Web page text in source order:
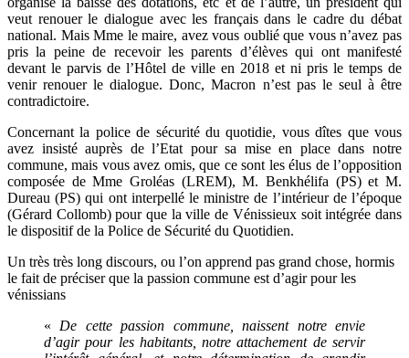
veut renouer le dialogue avec les français dans le cadre du débat
national. Mais Mme le maire, avez vous oublié que vous n’avez pas
pris la peine de recevoir les parents d’élèves qui ont manifesté
devant le parvis de l’Hôtel de ville en 2018 et ni pris le temps de
venir renouer le dialogue. Donc, Macron n’est pas le seul à être
contradictoire.
Concernant la police de sécurité du quotidie, vous dîtes que vous
avez insisté auprès de l’Etat pour sa mise en place dans notre
commune, mais vous avez omis, que ce sont les élus de l’opposition
composée de Mme Groléas (LREM), M. Benkhélifa (PS) et M.
Dureau (PS) qui ont interpellé le ministre de l’intérieur de l’époque
(Gérard Collomb) pour que la ville de Vénissieux soit intégrée dans
le dispositif de la Police de Sécurité du Quotidien.
Un très très long discours, ou l’on apprend pas grand chose, hormis
le fait de préciser que la passion commune est d’agir pour les
vénissians
« De cette passion commune, naissent notre envie
d’agir pour les habitants, notre attachement de servir